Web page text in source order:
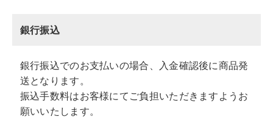
銀行振込
銀行振込でのお支払いの場合、入金確認後に商品発
送となります。
振込手数料はお客様にてご負担いただきますようお
願いいたします。